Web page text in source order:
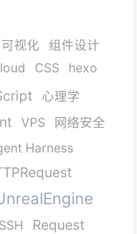
可视化
组件设计
CSS
hexo
心理学
VPS 网络安全
Harness
SSH Request